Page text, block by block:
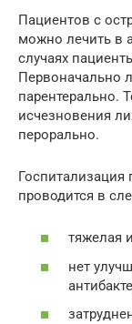
Пациентов с
можно лечить в
случаях
Первоначально
парентерально.
исчезновения
перорально.
проводится в
тяжелая
нет